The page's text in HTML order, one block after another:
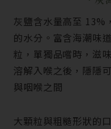
灰鹽含水量高至 13%
的水分。富含海潮味
粒，單獨品嚐時，滋
溶解入喉之後，隱隱
與咽喉之間
大顆粒與粗糙形狀的口